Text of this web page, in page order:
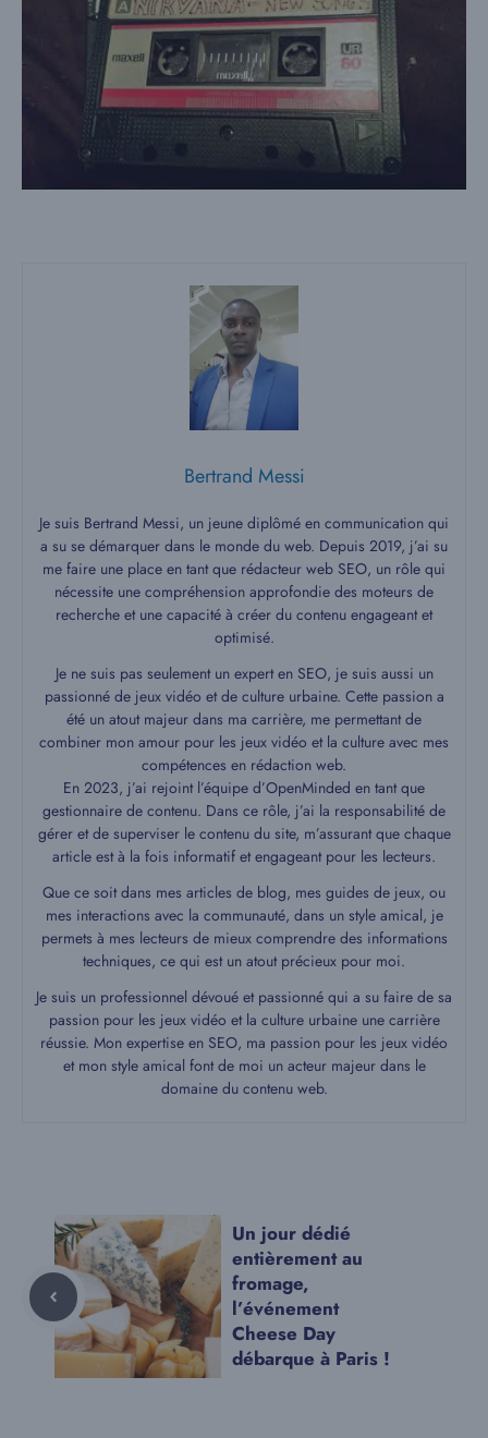
Bertrand Messi
Je suis Bertrand Messi, un jeune diplômé en communication qui
a su se démarquer dans le monde du web. Depuis 2019, j’ai su
me faire une place en tant que rédacteur web SEO, un rôle qui
nécessite une compréhension approfondie des moteurs de
recherche et une capacité à créer du contenu engageant et
optimisé.
Je ne suis pas seulement un expert en SEO, je suis aussi un
passionné de jeux vidéo et de culture urbaine. Cette passion a
été un atout majeur dans ma carrière, me permettant de
combiner mon amour pour les jeux vidéo et la culture avec mes
compétences en rédaction web.
En 2023, j’ai rejoint l’équipe d’OpenMinded en tant que
gestionnaire de contenu. Dans ce rôle, j’ai la responsabilité de
gérer et de superviser le contenu du site, m’assurant que chaque
article est à la fois informatif et engageant pour les lecteurs.
Que ce soit dans mes articles de blog, mes guides de jeux, ou
mes interactions avec la communauté, dans un style amical, je
permets à mes lecteurs de mieux comprendre des informations
techniques, ce qui est un atout précieux pour moi.
Je suis un professionnel dévoué et passionné qui a su faire de sa
passion pour les jeux vidéo et la culture urbaine une carrière
réussie. Mon expertise en SEO, ma passion pour les jeux vidéo
et mon style amical font de moi un acteur majeur dans le
domaine du contenu web.
Un jour dédié
entièrement au
fromage,
l’événement
Cheese Day
débarque à Paris !